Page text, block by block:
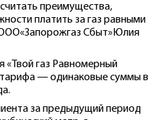
преимущества,
платить за газ равными
Сбыт»Юлия
«Твой газ Равномерный
— одинаковые суммы в
за предыдущий период